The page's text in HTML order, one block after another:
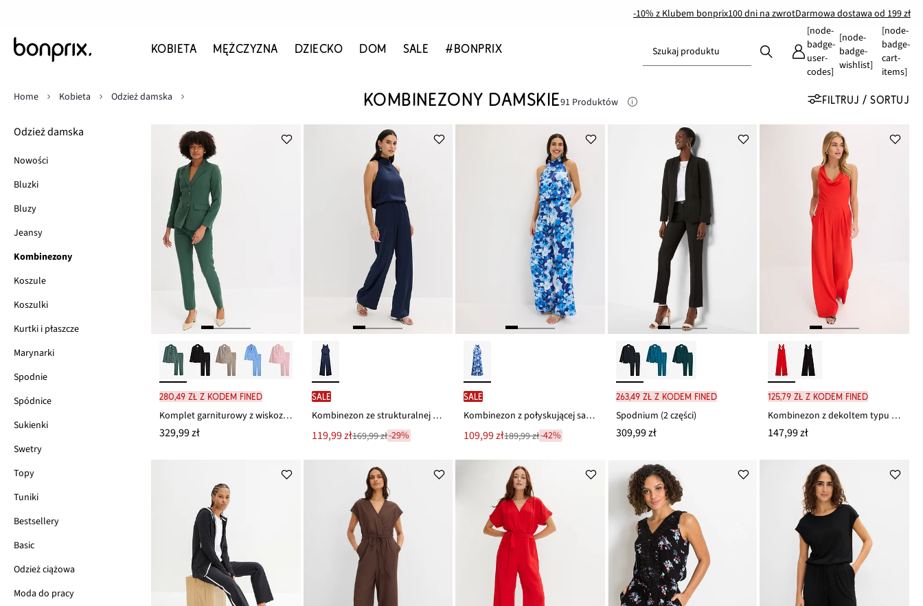
-10% z Klubem bonprix100 dni na zwrotDarmowa dostawa od 199 zł
KOBIETA MĘŻCZYZNA DZIECKO DOM SALE #BONPRIX Szukaj produktu
[node-
badge-
user-
codes]
[node-
badge-
wishlist]
[node-
badge-
cart-
items]
Odzież damska
Nowości
Bluzki
Bluzy
Jeansy
Kombinezony
Koszule
Koszulki
Kurtki i płaszcze
Marynarki
Spodnie
Spódnice
Sukienki
Swetry
Topy
Tuniki
Bestsellery
Basic
Odzież ciążowa
Moda do pracy
Home Kobieta Odzież damska KOMBINEZONY DAMSKIE91 Produktów FILTRUJ / SORTUJ
280,49 zł z kodem FINED
Komplet garniturowy z wiskozą (2 szt.)
329,99 zł
SALE
Kombinezon ze strukturalnej satyny
Nowa
cena
to
119,99 zł
Przeceniono169,99 zł-29%
SALE
Kombinezon z połyskującej satyny
Nowa
cena
to
109,99 zł
Przeceniono189,99 zł-42%
263,49 zł z kodem FINED
Spodnium (2 części)
309,99 zł
125,79 zł z kodem FINED
Kombinezon z dekoltem typu woda
147,99 zł